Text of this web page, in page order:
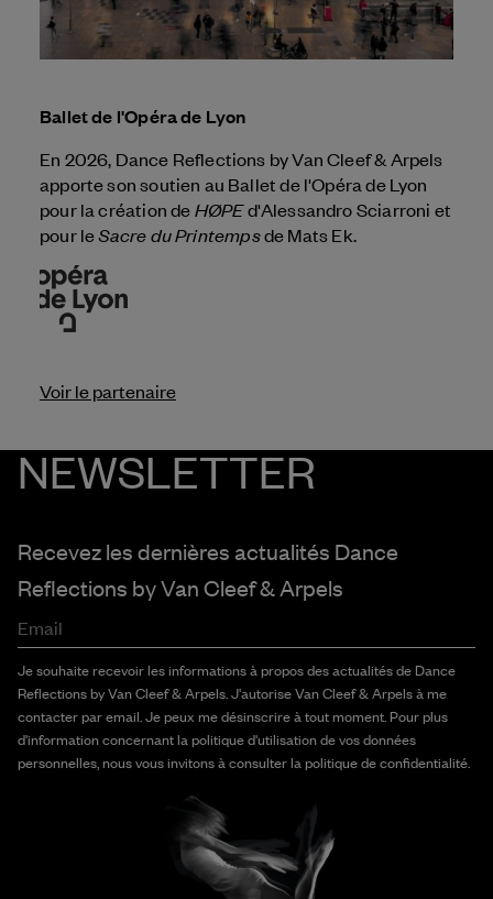
Ballet de l'Opéra de Lyon
En 2026, Dance Reflections byVan Cleef & Arpels
apporte son soutien au Ballet de l'Opéra de Lyon
pour la création de HØPEd'Alessandro Sciarroni et
pour leSacre du Printempsde Mats Ek.
Voir le partenaire
NEWSLETTER
Recevez les dernières actualités Dance
Reflections byVan Cleef & Arpels
Email
Je souhaite recevoir les informations à propos des actualités de Dance
Reflections by Van Cleef & Arpels. J'autorise Van Cleef & Arpels à me
contacter par email. Je peux me désinscrire à tout moment. Pour plus
d'information concernant la politique d'utilisation de vos données
personnelles, nous vous invitons à consulter la politique de confidentialité.